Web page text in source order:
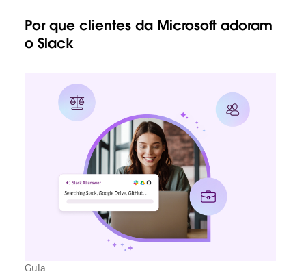
Por que clientes da Microsoft adoram
o Slack
Guia